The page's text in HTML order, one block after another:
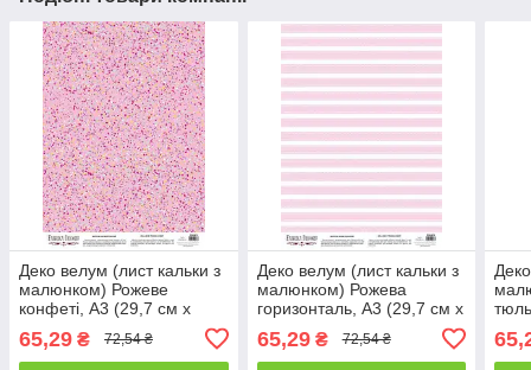
Деко велум (лист кальки з
малюнком) Рожеве
конфеті, А3 (29,7 см х
65,29 ₴ 72,54 ₴
Деко велум (лист кальки з
малюнком) Рожева
горизонталь, А3 (29,7 см х
65,29₴ 72,54 ₴